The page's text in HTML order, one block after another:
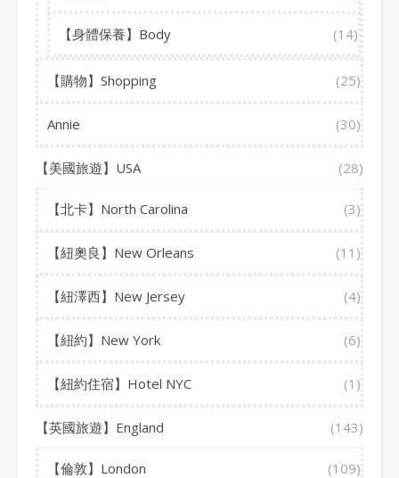
【身體保養】Body (14)
【購物】Shopping (25)
Annie (30)
【美國旅遊】USA (28)
【北卡】North Carolina (3)
【紐奧良】New Orleans (11)
【紐澤西】New Jersey (4)
【紐約】New York (6)
【紐約住宿】Hotel NYC (1)
【英國旅遊】England (143)
【倫敦】London (109)